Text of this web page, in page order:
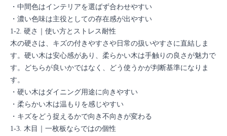
・中間色はインテリアを選ばず合わせやすい
・濃い色味は主役としての存在感が出やすい
1-2. 硬さ｜使い方とストレス耐性
木の硬さは、キズの付きやすさや日常の扱いやすさに直結しま
す。硬い木は安心感があり、柔らかい木は手触りの良さが魅力で
す。どちらが良いかではなく、どう使うかが判断基準になりま
す。
・硬い木はダイニング用途に向きやすい
・柔らかい木は温もりを感じやすい
・キズをどう捉えるかで向き不向きが変わる
1-3. 木目｜一枚板ならではの個性